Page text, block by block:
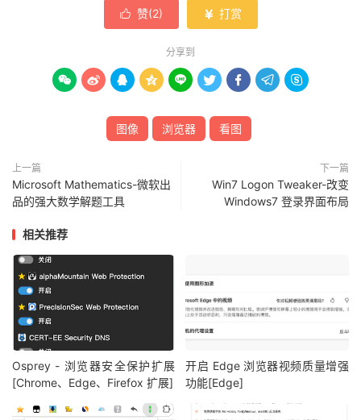
 赞(2)  打赏
分享到
        
图像 浏览器 看图
上一篇
Microsoft Mathematics-微软出
品的强大数学解题工具
下一篇
Win7 Logon Tweaker-改变
Windows7 登录界面布局
相关推荐
Osprey - 浏览器安全保护扩展
[Chrome、Edge、Firefox 扩展]
开启 Edge 浏览器视频质量增强
功能[Edge]